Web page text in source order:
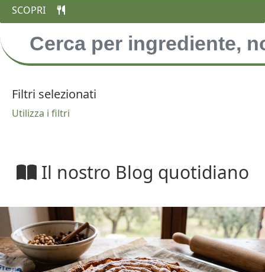
SCOPRI
Filtri selezionati
Utilizza i filtri
Il nostro Blog quotidiano